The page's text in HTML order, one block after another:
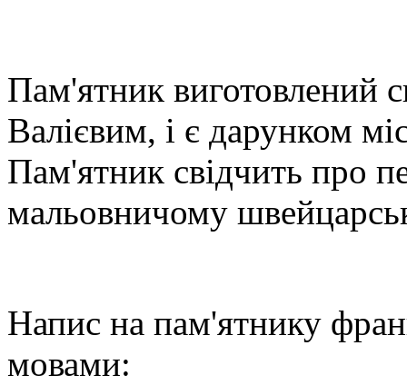
Пам'ятник виготовлений
Валієвим, і є дарунком
Пам'ятник свідчить про
мальовничому
Напис на пам'ятнику
мовами: